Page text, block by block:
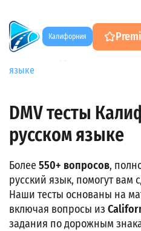
Калифорния
DMV Test на русском
DMV
языке
DMV тесты
русском языке
Более 550+ вопросов,
русский язык, помогут вам
Наши тесты основаны на
включая вопросы из
задания по дорожным